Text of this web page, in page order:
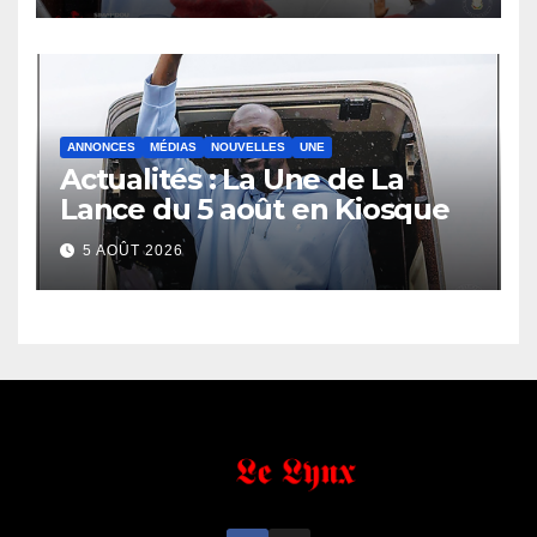
ANNONCES MÉDIAS NOUVELLES UNE
Actualités : La Une de La
Lance du 5 août en Kiosque
5 AOÛT 2026